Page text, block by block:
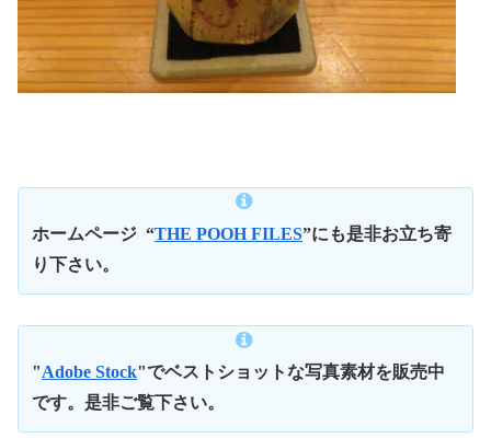
ホームページ “THE POOH FILES”にも是非お立ち寄
り下さい。
"Adobe Stock"でベストショットな写真素材を販売中
です。是非ご覧下さい。